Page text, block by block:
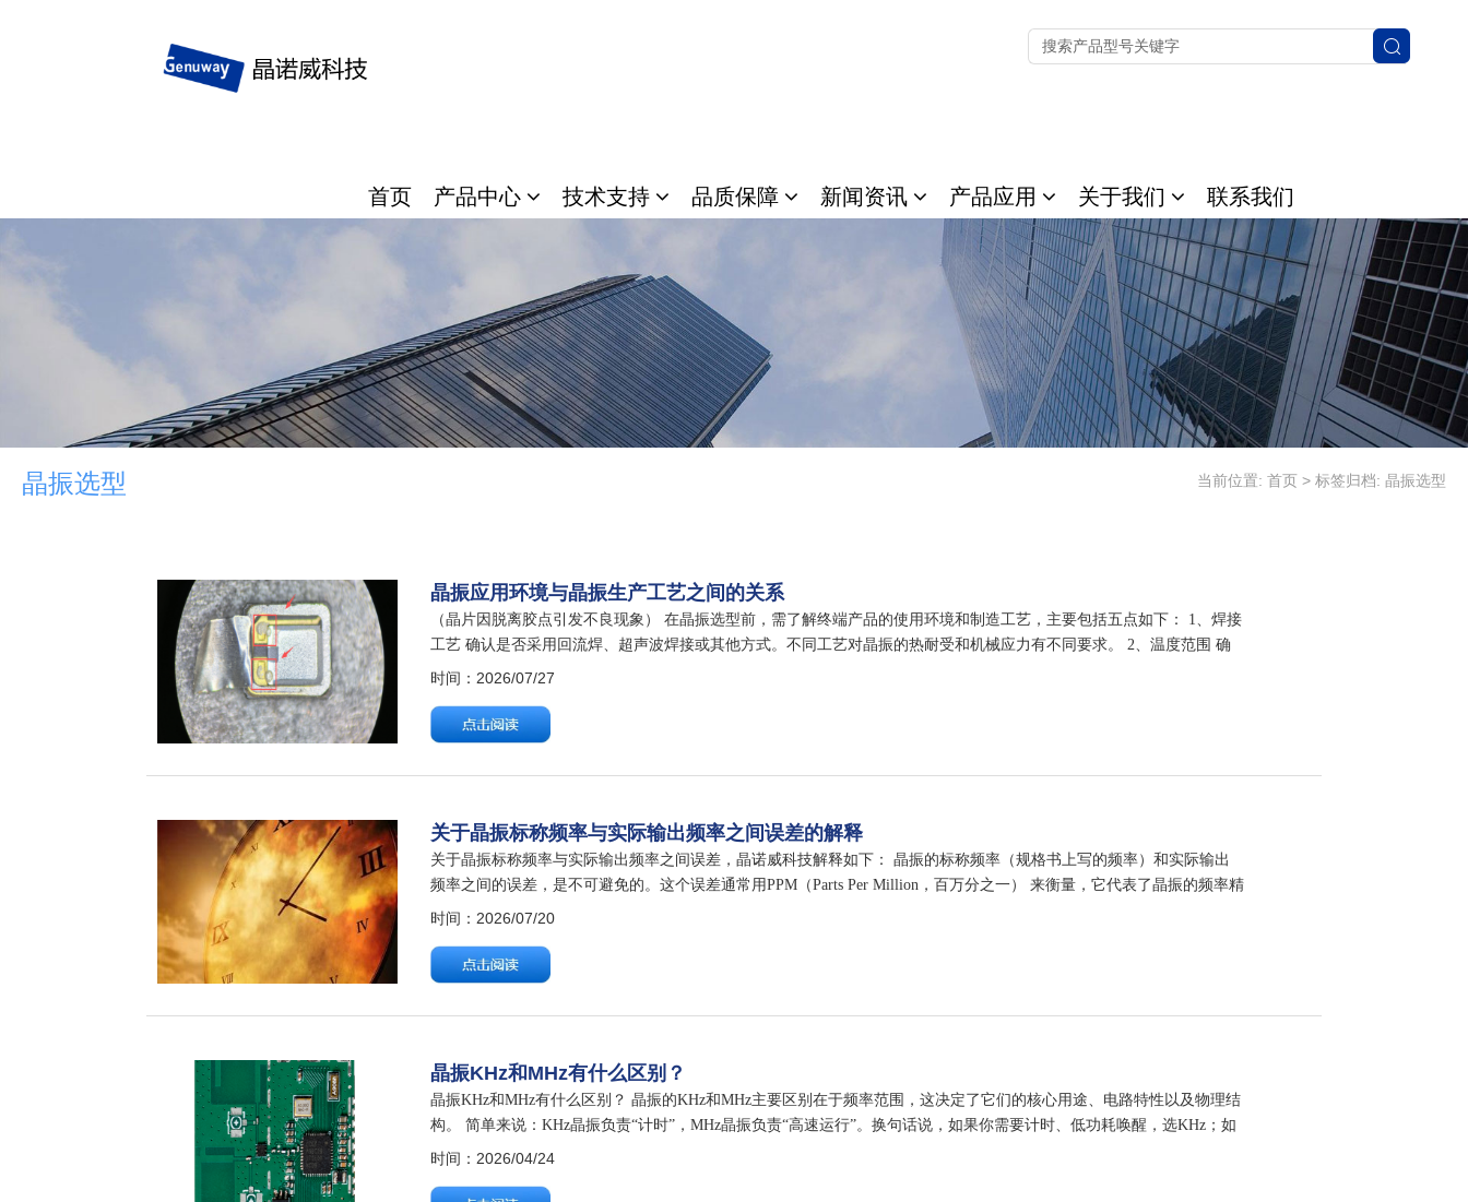
首页 产品中心 技术支持 品质保障 新闻资讯 产品应用 关于我们 联系我们
晶振选型 当前位置: 首页 > 标签归档: 晶振选型
晶振应用环境与晶振生产工艺之间的关系
（晶片因脱离胶点引发不良现象） 在晶振选型前，需了解终端产品的使用环境和制造工艺，主要包括五点如下： 1、焊接
工艺 确认是否采用回流焊、超声波焊接或其他方式。不同工艺对晶振的热耐受和机械应力有不同要求。 2、温度范围 确
定产品工作温度区间-40℃至85℃等，影响晶振频率稳定性和封装选择。 3、产品类…
时间：2026/07/27
关于晶振标称频率与实际输出频率之间误差的解释
关于晶振标称频率与实际输出频率之间误差，晶诺威科技解释如下： 晶振的标称频率（规格书上写的频率）和实际输出
频率之间的误差，是不可避免的。这个误差通常用PPM（Parts Per Million，百万分之一） 来衡量，它代表了晶振的频率精
度。简单来说，PPM值越小，这颗晶振就越精准。 如何理解与计算这…
时间：2026/07/20
晶振KHz和MHz有什么区别？
晶振KHz和MHz有什么区别？ 晶振的KHz和MHz主要区别在于频率范围，这决定了它们的核心用途、电路特性以及物理结
构。 简单来说：KHz晶振负责“计时”，MHz晶振负责“高速运行”。换句话说，如果你需要计时、低功耗唤醒，选KHz；如
果你需要MCU高速运行、通信数据处理，选MHz。两者在电路中各司其…
时间：2026/04/24